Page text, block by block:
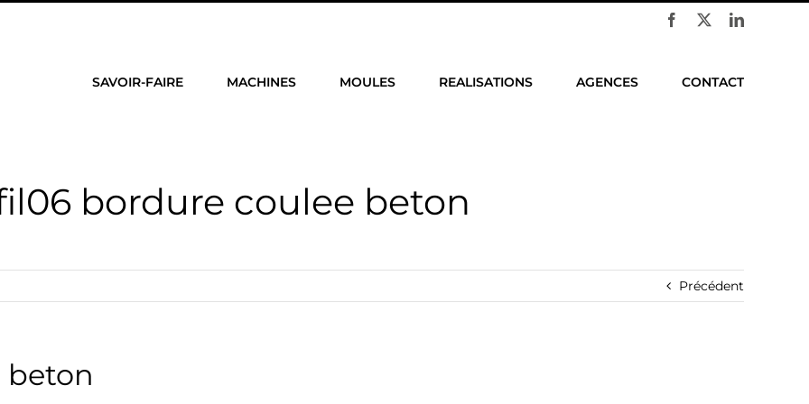
Facebook LinkedIn
SAVOIR-FAIRE MACHINES MOULES REALISATIONS AGENCES CONTACT
bordure coulee beton
Précédent
beton